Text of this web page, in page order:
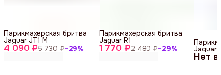
4 090 ₽5 730 ₽−29%
Парикмахерская бритва
Jaguar JT1 M
1 770 ₽2 480 ₽−29%
Парикмахерская бритва
Jaguar R1
Нет в
Jaguar